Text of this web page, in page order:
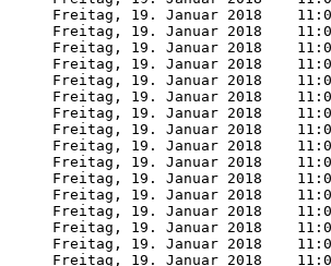
Freitag, 19. Januar 2018
Freitag, 19. Januar 2018
Freitag, 19. Januar 2018
Freitag, 19. Januar 2018
Freitag, 19. Januar 2018
Freitag, 19. Januar 2018
Freitag, 19. Januar 2018
Freitag, 19. Januar 2018
Freitag, 19. Januar 2018
Freitag, 19. Januar 2018
Freitag, 19. Januar 2018
Freitag, 19. Januar 2018
Freitag, 19. Januar 2018
Freitag, 19. Januar 2018
Freitag, 19. Januar 2018
Freitag, 19. Januar 2018